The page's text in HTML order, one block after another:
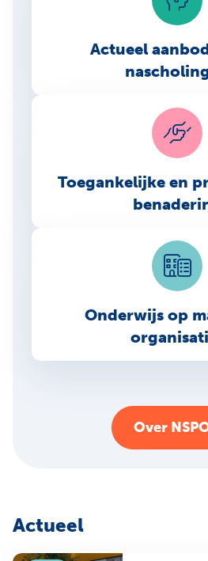
Actueel
Toegankelijke en
Onderwijs op
Over
Actueel